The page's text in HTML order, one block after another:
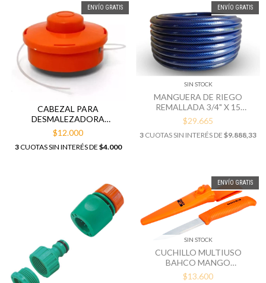
ENVÍO GRATIS
CABEZAL PARA
DESMALEZADORA
AUTOMÁTICO
$12.000
3CUOTAS SIN INTERÉS DE $4.000
ENVÍO GRATIS
SIN STOCK
MANGUERA DE RIEGO
REMALLADA 3/4" X 15
METROS
$29.665
3 CUOTAS SIN INTERÉS DE $9.888,33
ENVÍO GRATIS
SIN STOCK
CUCHILLO MULTIUSO
BAHCO MANGO
MONOCOMPONENTE
$13.600